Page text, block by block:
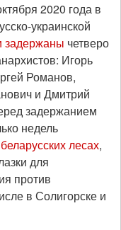
2020 года в
украинской
задержаны четверо
Игорь
Романов,
и Дмитрий
задержанием
недель
лесах,
для
против
в Солигорске и